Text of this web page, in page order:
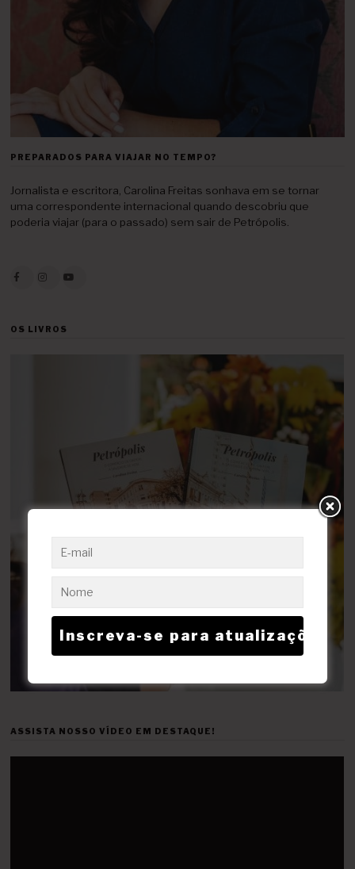
PREPARADOS PARA VIAJAR NO TEMPO?
Jornalista e escritora, Carolina Freitas sonhava em se tornar
uma correspondente internacional quando descobriu que
poderia viajar (para o passado) sem sair de Petrópolis.
OS LIVROS
ASSISTA NOSSO VÍDEO EM DESTAQUE!